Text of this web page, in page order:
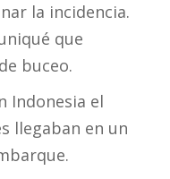
la incidencia.
que
buceo.
Indonesia el
llegaban en un